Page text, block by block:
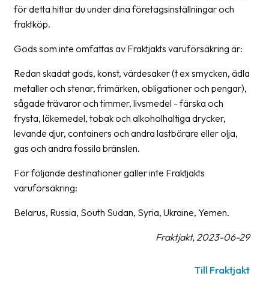
Allmänna
villkor
Integritet
Förbjudet
för detta hittar du under dina företagsinställningar och
fraktköp.
Gods som inte omfattas av Fraktjakts varuförsäkring är:
Redan skadat gods, konst, värdesaker (t ex smycken, ädla
metaller och stenar, frimärken, obligationer och pengar),
sågade trävaror och timmer, livsmedel - färska och
frysta, läkemedel, tobak och alkoholhaltiga drycker,
levande djur, containers och andra lastbärare eller olja,
gas och andra fossila bränslen.
För följande destinationer gäller inte Fraktjakts
varuförsäkring:
Belarus, Russia, South Sudan, Syria, Ukraine, Yemen.
Fraktjakt, 2023-06-29
Till Fraktjakt